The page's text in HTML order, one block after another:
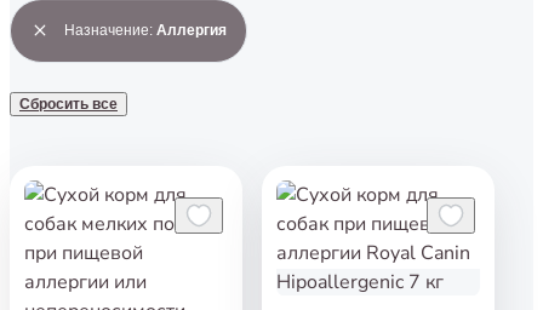
Назначение: Аллергия
Сбросить все